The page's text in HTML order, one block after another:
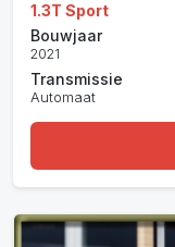
1.3T Sport
Bouwjaar
2021
Transmissie
Automaat